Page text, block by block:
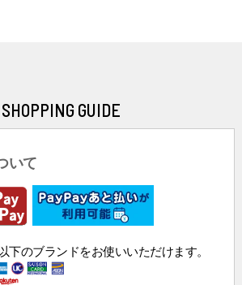
SHOPPING GUIDE
いて
下のブランドをお使いいただけます。